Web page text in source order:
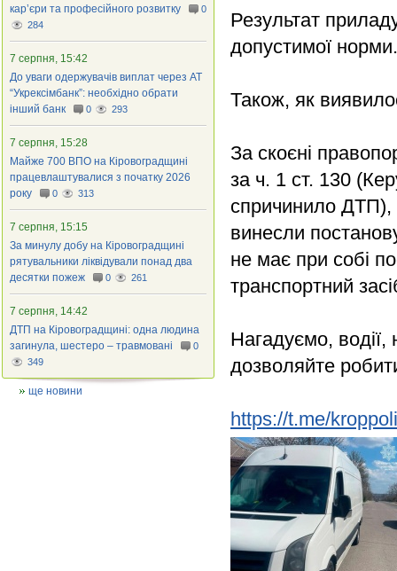
Результат
допустимої норми.
Також, як
За скоєні
за ч. 1 ст. 130
спричинило ДТП),
винесли
не має при собі
транспортний
Нагадуємо, водії,
дозволяйте
https://t.me/
кар’єри та професійного розвитку
0
284
7 серпня, 15:42
До уваги одержувачів виплат через АТ
“Укрексімбанк”: необхідно обрати
інший банк
0 293
7 серпня, 15:28
Майже 700 ВПО на Кіровоградщині
працевлаштувалися з початку 2026
року
0 313
7 серпня, 15:15
За минулу добу на Кіровоградщині
рятувальники ліквідували понад два
десятки пожеж
0 261
7 серпня, 14:42
ДТП на Кіровоградщині: одна людина
загинула, шестеро – травмовані
0
349
ще новини